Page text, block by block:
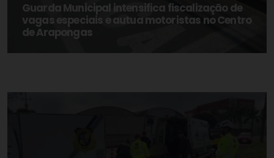
Guarda Municipal intensifica fiscalização de
vagas especiais e autua motoristas no Centro
de Arapongas